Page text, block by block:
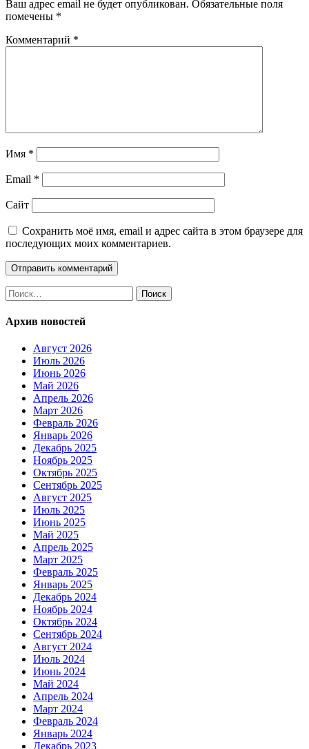
Ваш адрес email не будет опубликован. Обязательные поля
помечены *
Комментарий *
Имя *
Email *
Сайт
Сохранить моё имя, email и адрес сайта в этом браузере для
последующих моих комментариев.
Найти:
Архив новостей
Август 2026
Июль 2026
Июнь 2026
Май 2026
Апрель 2026
Март 2026
Февраль 2026
Январь 2026
Декабрь 2025
Ноябрь 2025
Октябрь 2025
Сентябрь 2025
Август 2025
Июль 2025
Июнь 2025
Май 2025
Апрель 2025
Март 2025
Февраль 2025
Январь 2025
Декабрь 2024
Ноябрь 2024
Октябрь 2024
Сентябрь 2024
Август 2024
Июль 2024
Июнь 2024
Май 2024
Апрель 2024
Март 2024
Февраль 2024
Январь 2024
Декабрь 2023